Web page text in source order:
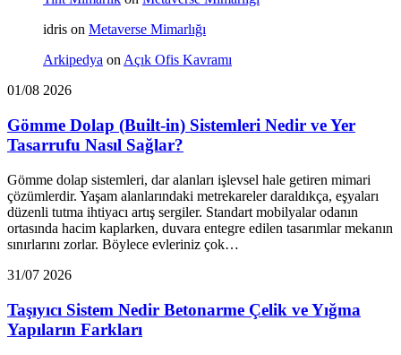
idris on Metaverse Mimarlığı
Arkipedya onAçık Ofis Kavramı
01/08 2026
Gömme Dolap (Built-in) Sistemleri Nedir ve Yer
Tasarrufu Nasıl Sağlar?
Gömme dolap sistemleri, dar alanları işlevsel hale getiren mimari
çözümlerdir. Yaşam alanlarındaki metrekareler daraldıkça, eşyaları
düzenli tutma ihtiyacı artış sergiler. Standart mobilyalar odanın
ortasında hacim kaplarken, duvara entegre edilen tasarımlar mekanın
sınırlarını zorlar. Böylece evleriniz çok…
31/07 2026
Taşıyıcı Sistem Nedir Betonarme Çelik ve Yığma
Yapıların Farkları